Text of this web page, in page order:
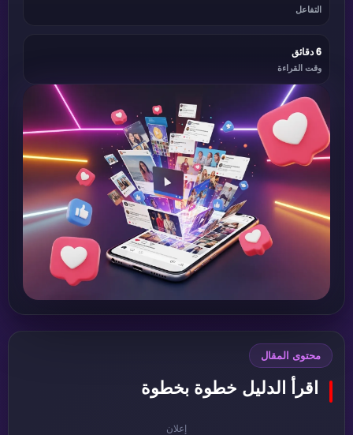
التفاعل
6 دقائق
وقت القراءة
محتوى المقال
اقرأ الدليل خطوة بخطوة
إعلان